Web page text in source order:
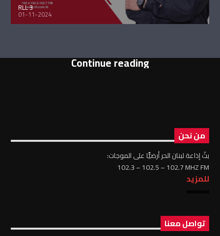
RLL 3
01-11-2024
Continue reading
من نحن
بثّ إذاعة لبنان الحر أرضيًّا على الموجات:
102.3 – 102.5 – 102.7 MHZ FM
للمزيد
تواصل معنا